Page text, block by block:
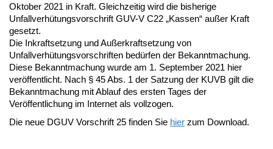
Oktober 2021 in Kraft. Gleichzeitig wird die bisherige
Unfallverhütungsvorschrift GUV-V C22 „Kassen“ außer Kraft
gesetzt.
Die Inkraftsetzung und Außerkraftsetzung von
Unfallverhütungsvorschriften bedürfen der Bekanntmachung.
Diese Bekanntmachung wurde am 1. September 2021 hier
veröffentlicht. Nach § 45 Abs. 1 der Satzung der KUVB gilt die
Bekanntmachung mit Ablauf des ersten Tages der
Veröffentlichung im Internet als vollzogen.
Die neue DGUV Vorschrift 25 finden Sie hier zum Download.